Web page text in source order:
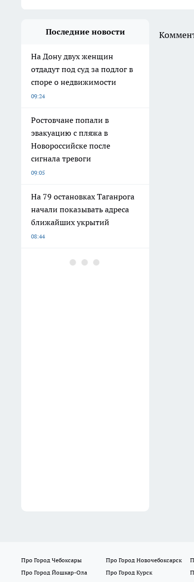
Последние новости
На Дону двух женщин
отдадут под суд за подлог в
споре о недвижимости
09:24
Ростовчане попали в
эвакуацию с пляжа в
Новороссийске после
сигнала тревоги
09:05
На 79 остановках Таганрога
начали показывать адреса
ближайших укрытий
08:44
Никто не догадается, что
Про Город Чебоксары Про Город Новочебоксарск
Про Город Йошкар-Ола
Про Город Курск